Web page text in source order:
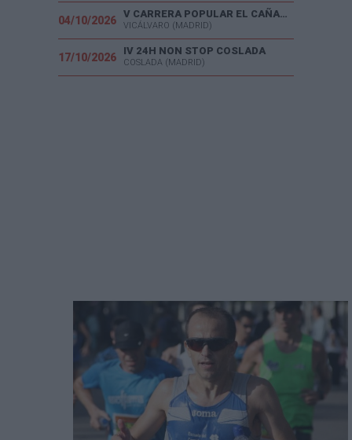
04/10/2026
V CARRERA POPULAR EL CAÑAVERAL
VICÁLVARO (MADRID)
17/10/2026
IV 24H NON STOP COSLADA
COSLADA (MADRID)